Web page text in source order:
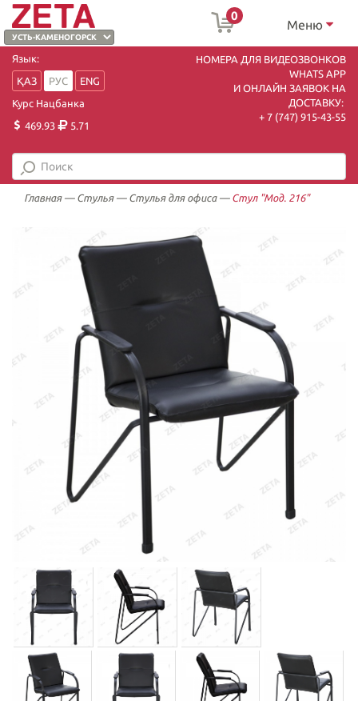
0
Меню
Язык:
ҚАЗ
РУС
ENG
Курс Нацбанка
469.93
5.71
НОМЕРА ДЛЯ ВИДЕОЗВОНКОВ
WHATS APP
И ОНЛАЙН ЗАЯВОК НА
ДОСТАВКУ:
+ 7 (747) 915-43-55
Главная— Стулья— Стулья для офиса— Стул "Мод. 216"